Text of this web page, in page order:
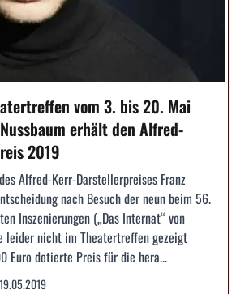
vom 3. bis 20. Mai
erhält den Alfred-
2019
Alfred-Kerr-Darstellerpreises Franz
nach Besuch der neun beim 56.
Inszenierungen („Das Internat“ von
leider nicht im Theatertreffen gezeigt
Euro dotierte Preis für die hera...
19.05.2019